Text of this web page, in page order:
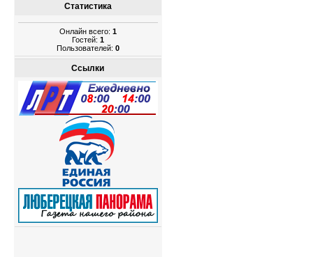
Статистика
Онлайн всего: 1
Гостей: 1
Пользователей: 0
Ссылки